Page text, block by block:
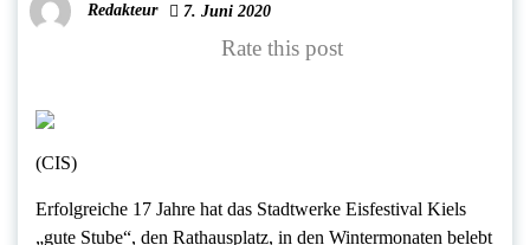
Redakteur 7. Juni 2020
Rate this post
(CIS)
Erfolgreiche 17 Jahre hat das Stadtwerke Eisfestival Kiels
„gute Stube“, den Rathausplatz, in den Wintermonaten belebt